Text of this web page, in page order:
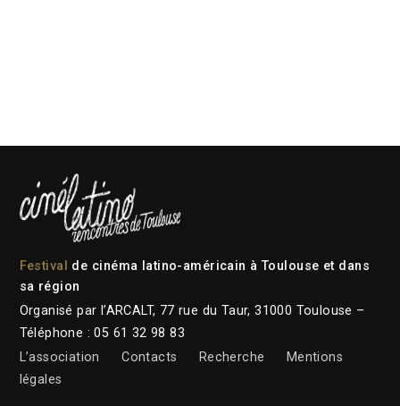
Festival
de cinéma latino-américain à Toulouse et dans
sa région
Organisé par l’ARCALT, 77 rue du Taur, 31000 Toulouse –
Téléphone : 05 61 32 98 83
L’association
Contacts Recherche
Mentions
légales